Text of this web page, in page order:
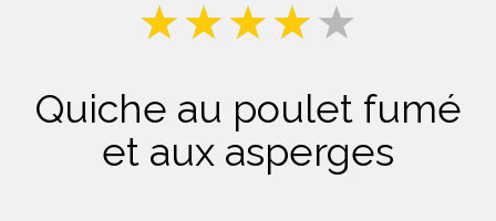
Quiche au poulet fumé
et aux asperges